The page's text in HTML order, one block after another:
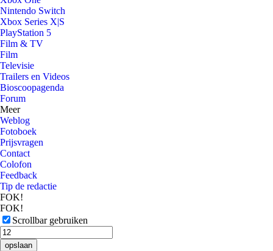
Nintendo Switch
Xbox Series X|S
PlayStation 5
Film & TV
Film
Televisie
Trailers en Videos
Bioscoopagenda
Forum
Meer
Weblog
Fotoboek
Prijsvragen
Contact
Colofon
Feedback
Tip de redactie
FOK!
FOK!
Scrollbar gebruiken
opslaan